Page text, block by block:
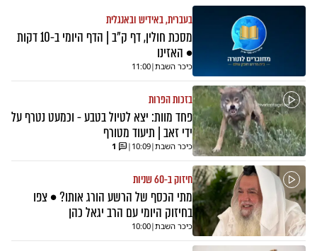
בעברית, באידיש ובאנגלית
מסכת חולין, דף ק"ב | הדף היומי ב-10 דקות
• האזינו
כיכר השבת|
11:00
בזכות הפרות
פחד מוות: יצא לטיול בטבע - וכמעט נטרף על
ידי זאב | תיעוד מטורף
כיכר השבת|
10:09
|
1
חיזוק ב-60 שניות
מתי הכסף של הרשע הורג אותו? • צפו
בחיזוק היומי עם הרב יגאל כהן
כיכר השבת|
10:00